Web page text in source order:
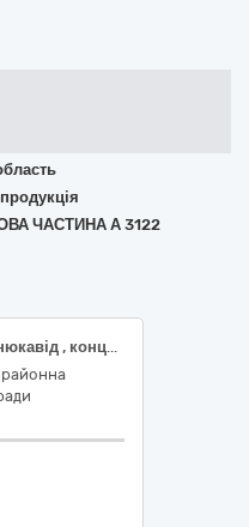
продукція
ЧАСТИНА А 3122
Засіб на основі Пероксид воднюкавід , концентарт, каністра ( V>1,5л)